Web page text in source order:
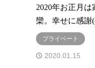
2020年お正月
欒。幸せに感謝
プライベート
2020.01.15